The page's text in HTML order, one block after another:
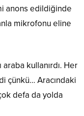
anons edildiğinde
mikrofonu eline
araba kullanırdı. Her
çünkü… Aracındaki
defa da yolda